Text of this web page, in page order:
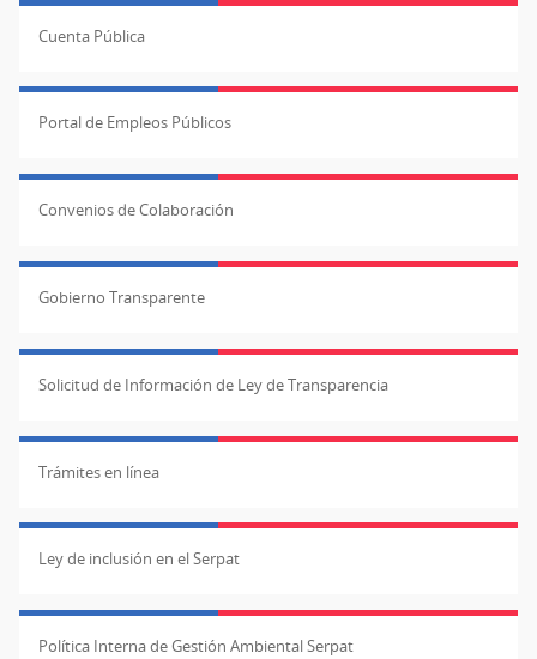
Cuenta Pública
Portal de Empleos Públicos
Convenios de Colaboración
Gobierno Transparente
Solicitud de Información de Ley de Transparencia
Trámites en línea
Ley de inclusión en el Serpat
Política Interna de Gestión Ambiental Serpat